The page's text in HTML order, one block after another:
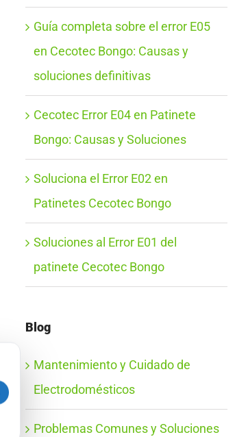
Guía completa sobre el error E05
en Cecotec Bongo: Causas y
soluciones definitivas
Cecotec Error E04 en Patinete
Bongo: Causas y Soluciones
Soluciona el Error E02 en
Patinetes Cecotec Bongo
Soluciones al Error E01 del
patinete Cecotec Bongo
Blog
Mantenimiento y Cuidado de
Electrodomésticos
Problemas Comunes y Soluciones